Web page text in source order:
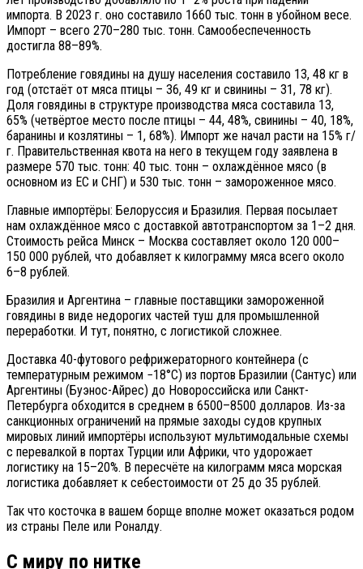
импорта. В 2023 г. оно составило 1660 тыс. тонн в убойном весе.
Импорт – всего 270–280 тыс. тонн. Самообеспеченность
достигла 88–89%.
Потребление говядины на душу населения составило 13, 48 кг в
год (отстаёт от мяса птицы – 36, 49 кг и свинины – 31, 78 кг).
Доля говядины в структуре производства мяса составила 13,
65% (четвёртое место после птицы – 44, 48%, свинины – 40, 18%,
баранины и козлятины – 1, 68%). Импорт же начал расти на 15% г/
г. Правительственная квота на него в текущем году заявлена в
размере 570 тыс. тонн: 40 тыс. тонн – охлаждённое мясо (в
основном из ЕС и СНГ) и 530 тыс. тонн – замороженное мясо.
Главные импортёры: Белоруссия и Бразилия. Первая посылает
нам охлаждённое мясо с доставкой автотранспортом за 1–2 дня.
Стоимость рейса Минск – Москва составляет около 120 000–
150 000 рублей, что добавляет к килограмму мяса всего около
6–8 рублей.
Бразилия и Аргентина – главные поставщики замороженной
говядины в виде недорогих частей туш для промышленной
переработки. И тут, понятно, с логистикой сложнее.
Доставка 40-футового рефрижераторного контейнера (с
температурным режимом −18°C) из портов Бразилии (Сантус) или
Аргентины (Буэнос-Айрес) до Новороссийска или Санкт-
Петербурга обходится в среднем в 6500–8500 долларов. Из-за
санкционных ограничений на прямые заходы судов крупных
мировых линий импортёры используют мультимодальные схемы
с перевалкой в портах Турции или Африки, что удорожает
логистику на 15–20%. В пересчёте на килограмм мяса морская
логистика добавляет к себестоимости от 25 до 35 рублей.
Так что косточка в вашем борще вполне может оказаться родом
из страны Пеле или Роналду.
С миру по нитке